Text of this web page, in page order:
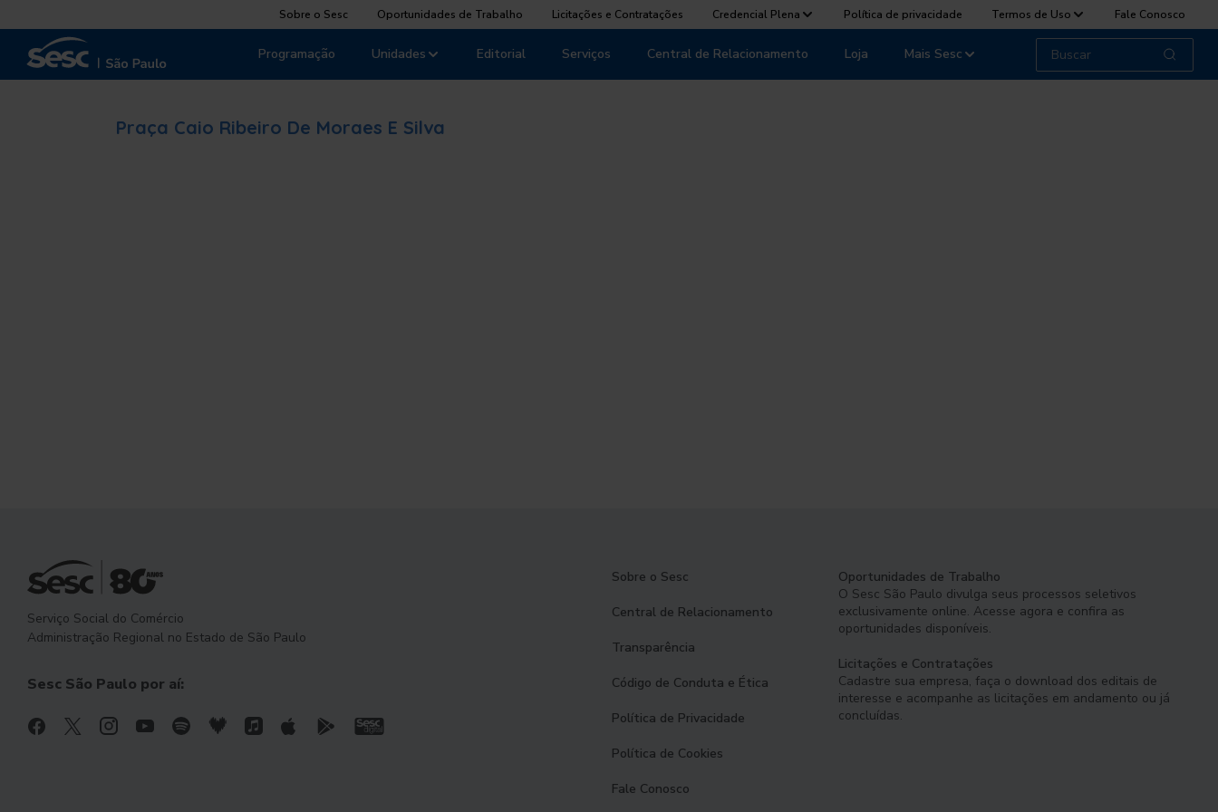
Sobre o Sesc Oportunidades de Trabalho Licitações e Contratações Credencial Plena Política de privacidade Termos de Uso Fale Conosco
Unidades
Programação Editorial Serviços Central de Relacionamento Loja Mais Sesc
Praça Caio Ribeiro De Moraes E Silva
Serviço Social do Comércio
Administração Regional no Estado de São Paulo
Sesc São Paulo por aí:
Sobre o Sesc
Central de Relacionamento
Transparência
Código de Conduta e Ética
Política de Privacidade
Política de Cookies
Fale Conosco
Oportunidades de Trabalho
O Sesc São Paulo divulga seus processos seletivos
exclusivamente online. Acesse agora e confira as
oportunidades disponíveis.
Licitações e Contratações
Cadastre sua empresa, faça o download dos editais de
interesse e acompanhe as licitações em andamento ou já
concluídas.